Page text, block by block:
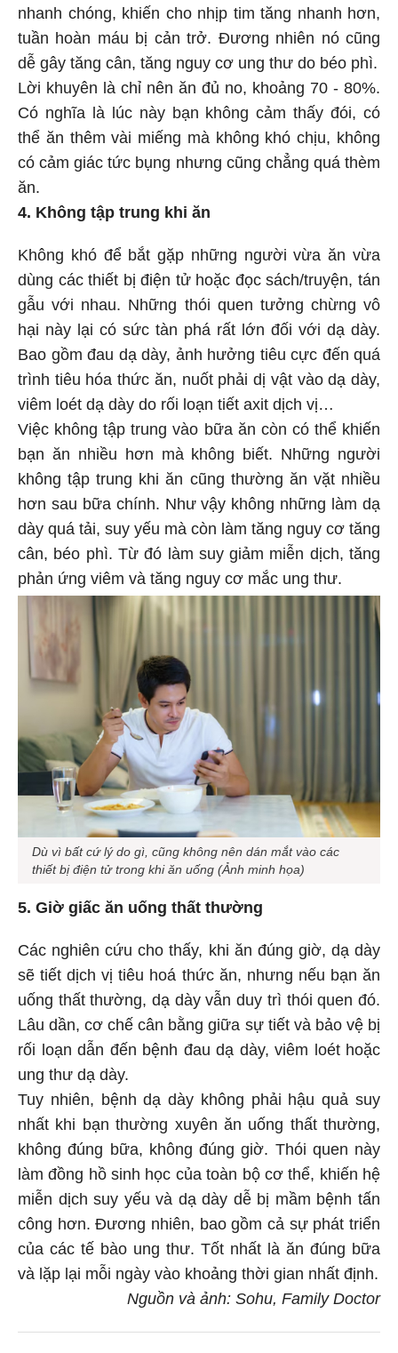
nhanh chóng, khiến cho nhịp tim tăng nhanh hơn,
tuần hoàn máu bị cản trở. Đương nhiên nó cũng
dễ gây tăng cân, tăng nguy cơ ung thư do béo phì.
Lời khuyên là chỉ nên ăn đủ no, khoảng 70 - 80%.
Có nghĩa là lúc này bạn không cảm thấy đói, có
thể ăn thêm vài miếng mà không khó chịu, không
có cảm giác tức bụng nhưng cũng chẳng quá thèm
ăn.
4. Không tập trung khi ăn
Không khó để bắt gặp những người vừa ăn vừa
dùng các thiết bị điện tử hoặc đọc sách/truyện, tán
gẫu với nhau. Những thói quen tưởng chừng vô
hại này lại có sức tàn phá rất lớn đối với dạ dày.
Bao gồm đau dạ dày, ảnh hưởng tiêu cực đến quá
trình tiêu hóa thức ăn, nuốt phải dị vật vào dạ dày,
viêm loét dạ dày do rối loạn tiết axit dịch vị…
Việc không tập trung vào bữa ăn còn có thể khiến
bạn ăn nhiều hơn mà không biết. Những người
không tập trung khi ăn cũng thường ăn vặt nhiều
hơn sau bữa chính. Như vậy không những làm dạ
dày quá tải, suy yếu mà còn làm tăng nguy cơ tăng
cân, béo phì. Từ đó làm suy giảm miễn dịch, tăng
phản ứng viêm và tăng nguy cơ mắc ung thư.
Dù vì bất cứ lý do gì, cũng không nên dán mắt vào các
thiết bị điện tử trong khi ăn uống (Ảnh minh họa)
5. Giờ giấc ăn uống thất thường
Các nghiên cứu cho thấy, khi ăn đúng giờ, dạ dày
sẽ tiết dịch vị tiêu hoá thức ăn, nhưng nếu bạn ăn
uống thất thường, dạ dày vẫn duy trì thói quen đó.
Lâu dần, cơ chế cân bằng giữa sự tiết và bảo vệ bị
rối loạn dẫn đến bệnh đau dạ dày, viêm loét hoặc
ung thư dạ dày.
Tuy nhiên, bệnh dạ dày không phải hậu quả suy
nhất khi bạn thường xuyên ăn uống thất thường,
không đúng bữa, không đúng giờ. Thói quen này
làm đồng hồ sinh học của toàn bộ cơ thể, khiến hệ
miễn dịch suy yếu và dạ dày dễ bị mầm bệnh tấn
công hơn. Đương nhiên, bao gồm cả sự phát triển
của các tế bào ung thư. Tốt nhất là ăn đúng bữa
và lặp lại mỗi ngày vào khoảng thời gian nhất định.
Nguồn và ảnh: Sohu, Family Doctor